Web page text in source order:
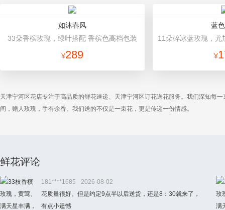
如沐春风
33朵香槟玫瑰，绿叶搭配 香槟色高档包装
¥289
蓝
¥
天津宁河区花店专注于高品质的鲜花速递、天津宁河区订花送花服务。我们深知每
间，赠人玫瑰，手有余香。我们送的不仅是一束花，更是传递一份情感。
鲜花评论
181****1685
2026-08-02
花质量很好。但是约定9点半以后送货，还是8：30就来了，
有点小遗憾